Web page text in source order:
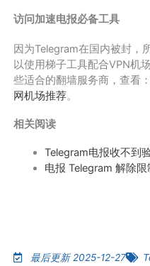
访问加速电报必备工具
因为Telegram在国内被封，
以使用梯子工具配合VPN机
些适合的翻墙服务商，查看
网机场推荐。
相关阅读
Telegram电报收不到
电报 Telegram 解除
最后更新 2025-12-27